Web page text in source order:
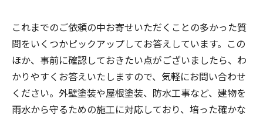
これまでのご依頼の中お寄せいただくことの多かった質
問をいくつかピックアップしてお答えしています。この
ほか、事前に確認しておきたい点がございましたら、わ
かりやすくお答えいたしますので、気軽にお問い合わせ
ください。外壁塗装や屋根塗装、防水工事など、建物を
雨水から守るための施工に対応しており、培った確かな